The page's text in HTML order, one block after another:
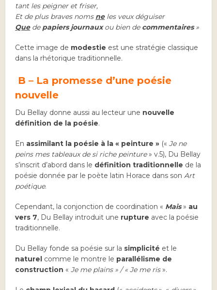
tant les peigner et friser,
Et de plus braves noms neles veux déguiser
Que de papiers journauxou bien de commentaires»
Cette image de modestie est une stratégie classique
dans la rhétorique traditionnelle.
B – La promesse d’une poésie
nouvelle
Du Bellay donne aussi au lecteur une nouvelle
définition de la poésie.
En assimilant la poésie à la « peinture » («Je ne
peins mes tableaux de si riche peinture» v.5), Du Bellay
s’inscrit d’abord dans le définition traditionnelle de la
poésie donnée par le poète latin Horace dans sonArt
poétique.
Cependant, la conjonction de coordination « Mais » au
vers 7, Du Bellay introduit une rupture avec la poésie
traditionnelle.
Du Bellay fonde sa poésie sur la simplicité et le
naturel comme le montre le parallélisme de
construction «Je me plains » / « Je me ris».